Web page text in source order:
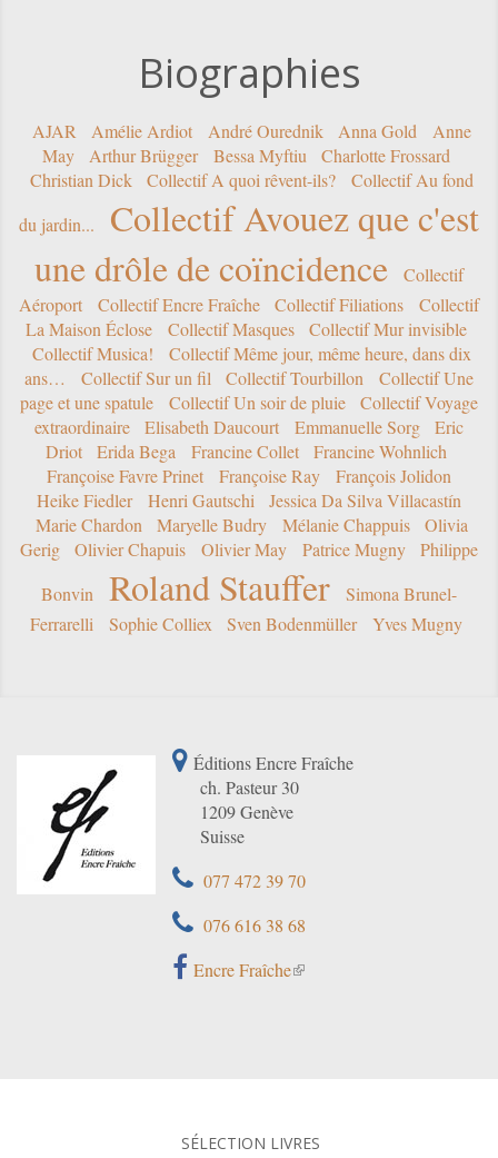
Biographies
AJAR Amélie Ardiot André Ourednik Anna Gold
Anne
May
Arthur Brügger Bessa Myftiu
Charlotte Frossard
Christian Dick
Collectif A quoi rêvent-ils?
Collectif Au fond
du jardin...
Collectif Avouez que c'est
une drôle de coïncidence
Collectif
Aéroport
Collectif Encre Fraîche Collectif Filiations
Collectif
La Maison Éclose
Collectif Masques
Collectif Mur invisible
Collectif Musica!
Collectif Même jour, même heure, dans dix
ans…
Collectif Sur un fil Collectif Tourbillon
Collectif Une
page et une spatule
Collectif Un soir de pluie
Collectif Voyage
extraordinaire
Elisabeth Daucourt Emmanuelle Sorg
Eric
Driot
Erida Bega Francine Collet
Francine Wohnlich
Françoise Favre Prinet
Françoise Ray
François Jolidon
Heike Fiedler
Henri Gautschi
Jessica Da Silva Villacastín
Marie Chardon
Maryelle Budry Mélanie Chappuis
Olivia
Gerig
Olivier Chapuis Olivier May Patrice Mugny
Philippe
Bonvin
Roland Stauffer
Simona Brunel-
Ferrarelli
Sophie Colliex Sven Bodenmüller Yves Mugny
Éditions Encre Fraîche
ch. Pasteur 30
1209 Genève
Suisse
077 472 39 70
076 616 38 68
Encre Fraîche
SÉLECTION LIVRES